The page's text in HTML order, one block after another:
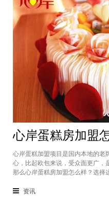
心岸蛋糕加盟项目是国内本地的老
心，比起欧包来说，受众面更广，
那么心岸蛋糕房加盟怎么样？选择
要不就是流行可颂，怎么还会有加
资讯